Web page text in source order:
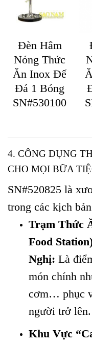
Đèn Hâm
Nóng Thức
Ăn Inox Đế
Đá 1 Bóng
SN#530100
4. CÔNG DỤNG
CHO MỌI BỮA
SN#520825 là
trong các kịch
Trạm Thức
Food
Nghị: Là
món chính
cơm… phục
người trở lên.
Khu Vực